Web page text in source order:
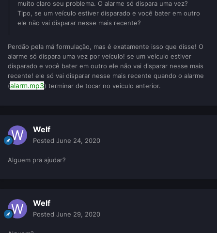
muito claro seu problema. O alarme só dispara uma vez?
Tipo, se um veículo estiver disparado e você bater em outro
ele não vai disparar nesse mais recente?
Perdão pela má formulação, mas é exatamente isso que disse! O
alarme só dispara uma vez por veículo! se um veículo estiver
disparado e você bater em outro ele não vai disparar nesse mais
recente! ele só vai disparar nesse mais recente quando o alarme
(alarm.mp3) terminar de tocar no veiculo anterior.
Welf
Posted June 24, 2020
Alguem pra ajudar?
Welf
Posted June 29, 2020